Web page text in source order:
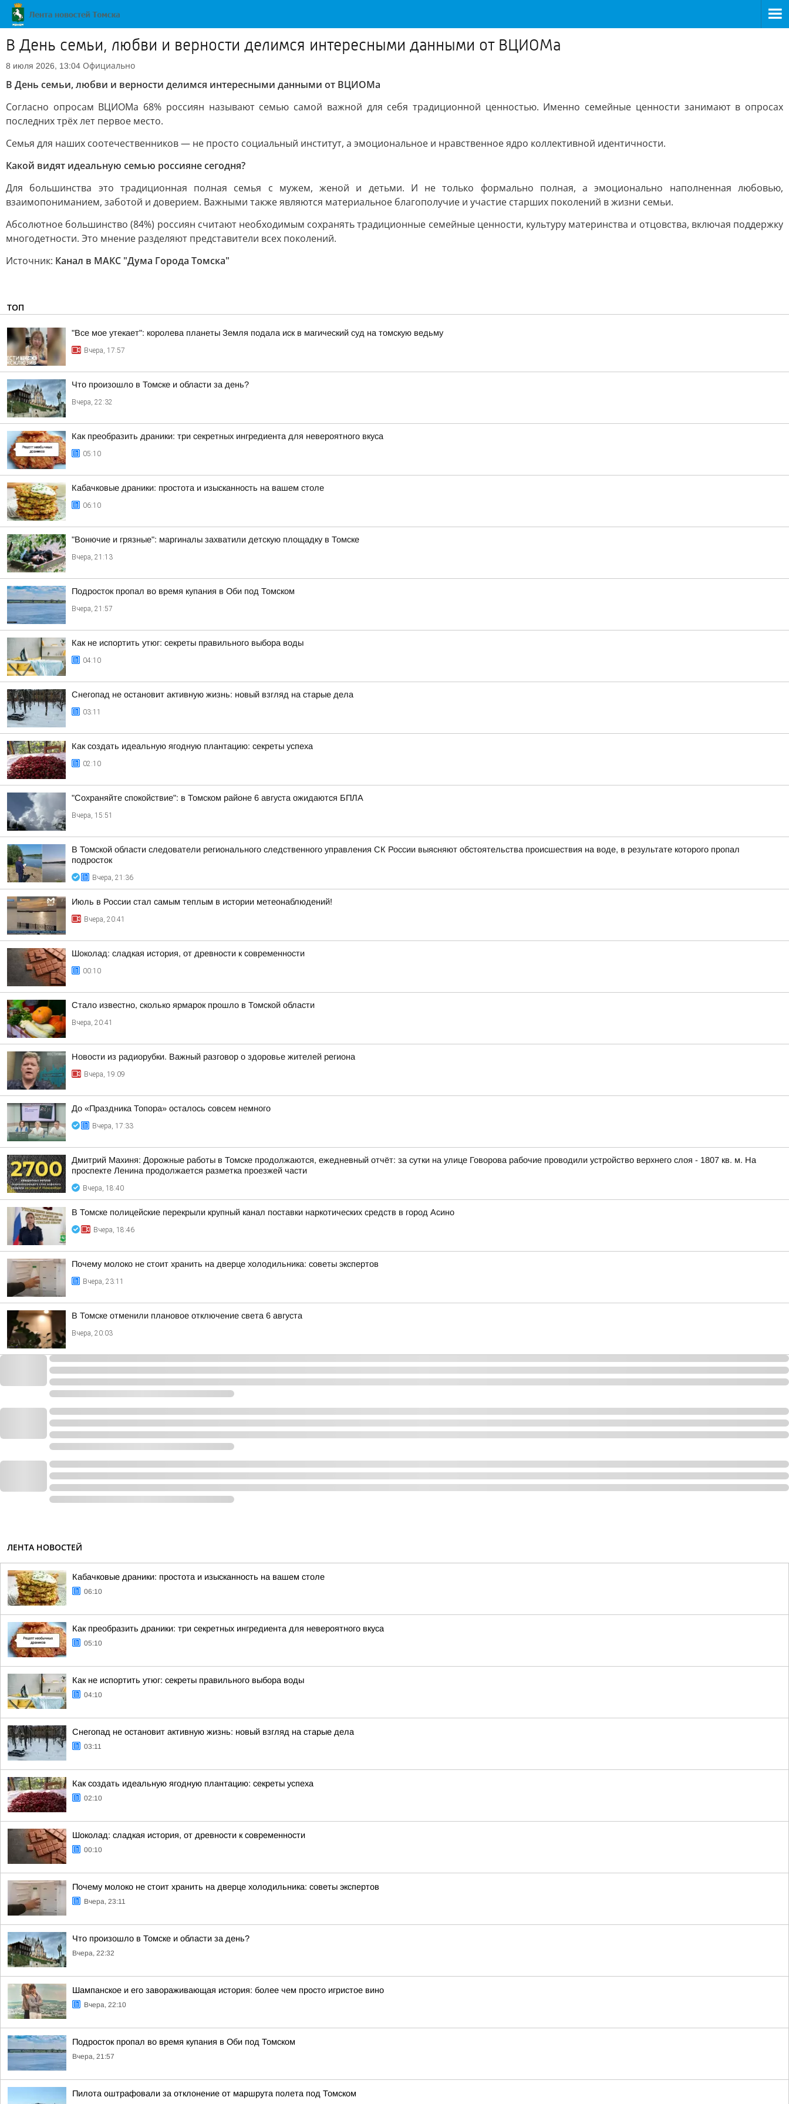
В День семьи, любви и верности делимся интересными данными от ВЦИОМа
8 июля 2026, 13:04 Официально
В День семьи, любви и верности делимся интересными данными от ВЦИОМа
Согласно опросам ВЦИОМа 68% россиян называют семью самой важной для себя традиционной ценностью. Именно семейные ценности занимают в опросах
последних трёх лет первое место.
Семья для наших соотечественников — не просто социальный институт, а эмоциональное и нравственное ядро коллективной идентичности.
Какой видят идеальную семью россияне сегодня?
Для большинства это традиционная полная семья с мужем, женой и детьми. И не только формально полная, а эмоционально наполненная любовью,
взаимопониманием, заботой и доверием. Важными также являются материальное благополучие и участие старших поколений в жизни семьи.
Абсолютное большинство (84%) россиян считают необходимым сохранять традиционные семейные ценности, культуру материнства и отцовства, включая поддержку
многодетности. Это мнение разделяют представители всех поколений.
Источник: Канал в МАКС "Дума Города Томска"
ТОП
"Все мое утекает": королева планеты Земля подала иск в магический суд на томскую ведьму
Вчера, 17:57
Что произошло в Томске и области за день?
Вчера, 22:32
Как преобразить драники: три секретных ингредиента для невероятного вкуса
05:10
Кабачковые драники: простота и изысканность на вашем столе
06:10
"Вонючие и грязные": маргиналы захватили детскую площадку в Томске
Вчера, 21:13
Подросток пропал во время купания в Оби под Томском
Вчера, 21:57
Как не испортить утюг: секреты правильного выбора воды
04:10
Снегопад не остановит активную жизнь: новый взгляд на старые дела
03:11
Как создать идеальную ягодную плантацию: секреты успеха
02:10
"Сохраняйте спокойствие": в Томском районе 6 августа ожидаются БПЛА
Вчера, 15:51
В Томской области следователи регионального следственного управления СК России выясняют обстоятельства происшествия на воде, в результате которого пропал
подросток
Вчера, 21:36
Июль в России стал самым теплым в истории метеонаблюдений!
Вчера, 20:41
Шоколад: сладкая история, от древности к современности
00:10
Стало известно, сколько ярмарок прошло в Томской области
Вчера, 20:41
Новости из радиорубки. Важный разговор о здоровье жителей региона
Вчера, 19:09
До «Праздника Топора» осталось совсем немного
Вчера, 17:33
Дмитрий Махиня: Дорожные работы в Томске продолжаются, ежедневный отчёт: за сутки на улице Говорова рабочие проводили устройство верхнего слоя - 1807 кв. м. На
проспекте Ленина продолжается разметка проезжей части
Вчера, 18:40
В Томске полицейские перекрыли крупный канал поставки наркотических средств в город Асино
Вчера, 18:46
Почему молоко не стоит хранить на дверце холодильника: советы экспертов
Вчера, 23:11
В Томске отменили плановое отключение света 6 августа
Вчера, 20:03
ЛЕНТА НОВОСТЕЙ
Кабачковые драники: простота и изысканность на вашем столе
06:10
Как преобразить драники: три секретных ингредиента для невероятного вкуса
05:10
Как не испортить утюг: секреты правильного выбора воды
04:10
Снегопад не остановит активную жизнь: новый взгляд на старые дела
03:11
Как создать идеальную ягодную плантацию: секреты успеха
02:10
Шоколад: сладкая история, от древности к современности
00:10
Почему молоко не стоит хранить на дверце холодильника: советы экспертов
Вчера, 23:11
Что произошло в Томске и области за день?
Вчера, 22:32
Шампанское и его завораживающая история: более чем просто игристое вино
Вчера, 22:10
Подросток пропал во время купания в Оби под Томском
Вчера, 21:57
Пилота оштрафовали за отклонение от маршрута полета под Томском